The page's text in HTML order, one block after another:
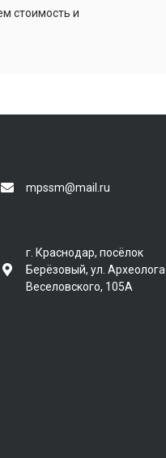
стоимость и
mpssm@mail.ru
г. Краснодар, посёлок
Берёзовый, ул. Археолога
Веселовского, 105А